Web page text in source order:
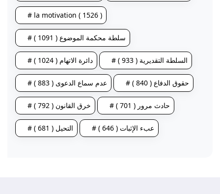
# la motivation ( 1526 )
# سلطة محكمة الموضوع ( 1091 )
# دائرة الاتهام ( 1024 ) # السلطة التقديرية ( 933 )
# عدم سماع الدعوى ( 883 ) # حقوق الدفاع ( 840 )
# خرق القانون ( 792 ) # حادث مرور ( 701 )
# التحيل ( 681 ) # عبء الإثبات ( 646 )